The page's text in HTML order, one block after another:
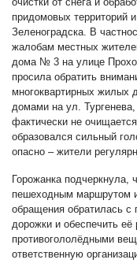
придомовых территорий
Зеленоградска. В
жалобам местных
дома № 3 на улице
просила обратить
многоквартирных
домами на ул.
фактически не
образовался сильный
опасно – жители
Горожанка подчеркнула,
пешеходным маршрутом
обращения обратилась с
дорожки и обеспечить её
противогололёдными
ответственную